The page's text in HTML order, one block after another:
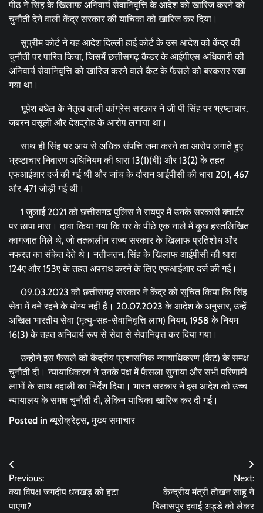
पीठ ने सिंह के खिलाफ अनिवार्य सेवानिवृत्ति के आदेश को खारिज करने को
चुनौती देने वाली केंद्र सरकार की याचिका को खारिज कर दिया।
सुप्रीम कोर्ट ने यह आदेश दिल्ली हाई कोर्ट के उस आदेश को केंद्र की
चुनौती पर पारित किया, जिसमें छत्तीसगढ़ कैडर के आईपीएस अधिकारी की
अनिवार्य सेवानिवृत्ति को खारिज करने वाले कैट के फैसले को बरकरार रखा
गया था।
भूपेश बघेल के नेतृत्व वाली कांग्रेस सरकार ने जी पी सिंह पर भ्रष्टाचार,
जबरन वसूली और देशद्रोह के आरोप लगाया था।
साथ ही सिंह पर आय से अधिक संपत्ति जमा करने का आरोप लगाते हुए
भ्रष्टाचार निवारण अधिनियम की धारा 13(1)(बी) और 13(2) के तहत
एफआईआर दर्ज की गई थी और जांच के दौरान आईपीसी की धारा 201, 467
और 471 जोड़ी गई थी।
1 जुलाई 2021 को छत्तीसगढ़ पुलिस ने रायपुर में उनके सरकारी क्वार्टर
पर छापा मारा। दावा किया गया कि घर के पीछे एक नाले में कुछ हस्तलिखित
कागजात मिले थे, जो तत्कालीन राज्य सरकार के खिलाफ प्रतिशोध और
नफरत का संकेत देते थे। नतीजतन, सिंह के खिलाफ आईपीसी की धारा
124ए और 153ए के तहत अपराध करने के लिए एफआईआर दर्ज की गई।
09.03.2023 को छत्तीसगढ़ सरकार ने केंद्र को सूचित किया कि सिंह
सेवा में बने रहने के योग्य नहीं हैं। 20.07.2023 के आदेश के अनुसार, उन्हें
अखिल भारतीय सेवा (मृत्यु-सह-सेवानिवृत्ति लाभ) नियम, 1958 के नियम
16(3) के तहत अनिवार्य रूप से सेवा से सेवानिवृत्त कर दिया गया।
उन्होंने इस फैसले को केंद्रीय प्रशासनिक न्यायाधिकरण (कैट) के समक्ष
चुनौती दी। न्यायाधिकरण ने उनके पक्ष में फैसला सुनाया और सभी परिणामी
लाभों के साथ बहाली का निर्देश दिया। भारत सरकार ने इस आदेश को उच्च
न्यायालय के समक्ष चुनौती दी, लेकिन याचिका खारिज कर दी गई।
Posted inब्यूरोक्रेट्स,मुख्य समाचार
Post
navigation
Previous:
क्या विपक्ष जगदीप धनखड़ को हटा
पाएगा?
Next:
केन्द्रीय मंत्री तोखन साहू ने
बिलासपुर हवाई अड्डे को लेकर